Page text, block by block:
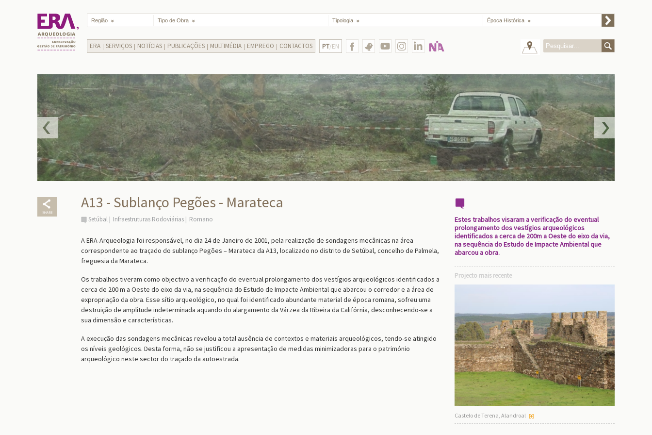
Região Tipo de Obra Tipologia Época Histórica
ERA SERVIÇOS NOTÍCIAS PUBLICAÇÕES MULTIMÉDIA EMPREGO CONTACTOS PT/EN
A13 - Sublanço Pegões - Marateca
Setúbal Infraestruturas Rodoviárias Romano
A ERA-Arqueologia foi responsável, no dia 24 de Janeiro de 2001, pela realização de sondagens mecânicas na área
correspondente ao traçado do sublanço Pegões – Marateca da A13, localizado no distrito de Setúbal, concelho de Palmela,
freguesia da Marateca.
Os trabalhos tiveram como objectivo a verificação do eventual prolongamento dos vestígios arqueológicos identificados a
cerca de 200 m a Oeste do eixo da via, na sequência do Estudo de Impacte Ambiental que abarcou o corredor e a área de
expropriação da obra. Esse sítio arqueológico, no qual foi identificado abundante material de época romana, sofreu uma
destruição de amplitude indeterminada aquando do alargamento da Várzea da Ribeira da Califórnia, desconhecendo-se a
sua dimensão e características.
A execução das sondagens mecânicas revelou a total ausência de contextos e materiais arqueológicos, tendo-se atingido
os níveis geológicos. Desta forma, não se justificou a apresentação de medidas minimizadoras para o património
arqueológico neste sector do traçado da autoestrada.
Estes trabalhos visaram a verificação do eventual
prolongamento dos vestígios arqueológicos
identificados a cerca de 200m a Oeste do eixo da via,
na sequência do Estudo de Impacte Ambiental que
abarcou a obra.
Projecto mais recente
Castelo de Terena, Alandroal